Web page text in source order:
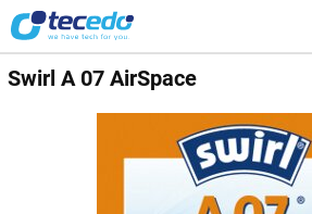
Swirl A 07 AirSpace